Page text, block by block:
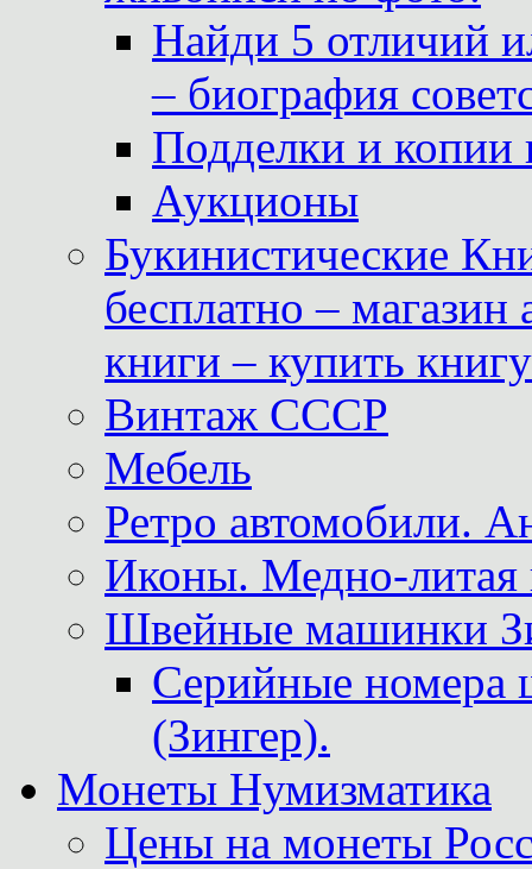
Найди 5 отличий
– биография
Подделки и копии
Аукционы
Букинистические
бесплатно –
книги – купить
Винтаж СССР
Мебель
Ретро автомобили.
Иконы. Медно-литая
Швейные машинки
Серийные
(Зингер).
Монеты Нумизматика
Цены на монеты